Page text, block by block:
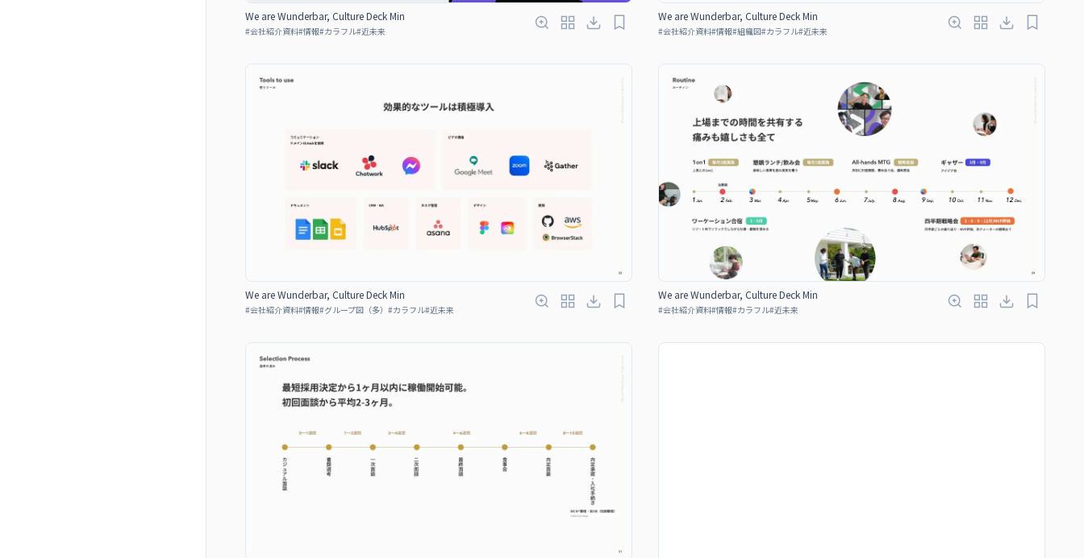
We are Wunderbar, Culture Deck Min
#会社紹介資料#情報#カラフル#近未来
We are Wunderbar, Culture Deck Min
#会社紹介資料#情報#組織図#カラフル#近未来
We are Wunderbar, Culture Deck Min
#会社紹介資料#情報#グループ図（多） #カラフル#近未来
We are Wunderbar, Culture Deck Min
#会社紹介資料#情報#カラフル#近未来